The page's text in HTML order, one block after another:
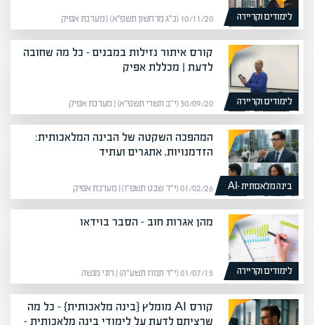
לימודים וקריירה 10/11/20 (כ״ג מרחשון תשפ״א) | מערכת אפיק
לימודים וקריירה
קורס איתור נזילות במבנים – כל מה שחובה
לדעת | מכללת אפיק
30/09/20 (י״ב תשרי תשפ״א) | מערכת אפיק
בינה מלאכותית -AI
המהפכה השקטה של הבינה המלאכותית:
הזדמנויות, אתגרים ועתיד
01/02/26 (י״ד שבט תשפ״ו) | מערכת אפיק
לימודים וקריירה
מהן אגרות חוב – הסבר בוידאו
01/07/15 (י״ד תמוז תשע״ה) | רוני מנשה
קורס AI מומלץ {בינה מלאכותית} – כל מה
שרציתם לדעת על לימודי בינה מלאכותית –